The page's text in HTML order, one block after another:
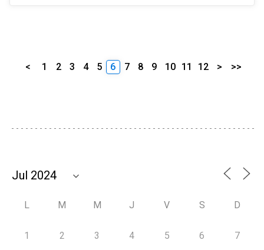
< 1 2 3 4 5 6 7 8 9 10 11 12 > >>
L M M J V S D
1 2 3 4 5 6 7